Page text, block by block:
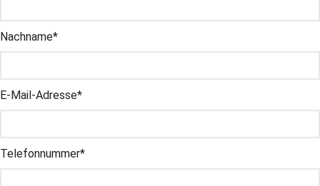
Dieses Feld dient zur Validierung und sollte nicht verändert
Nachname*
E-Mail-Adresse*
Telefonnummer*